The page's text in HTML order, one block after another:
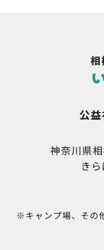
公
神奈川県
き
※キャンプ場、その